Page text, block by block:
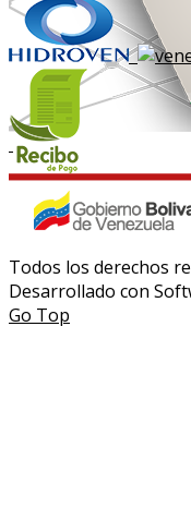
Todos los derechos
Desarrollado con
Go Top